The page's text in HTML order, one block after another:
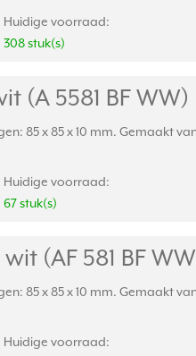
Huidige voorraad:
308 stuk(s)
(A 5581 BF WW)
85 x 85 x 10 mm. Gemaakt
Huidige voorraad:
67 stuk(s)
(AF 581 BF
85 x 85 x 10 mm. Gemaakt
Huidige voorraad: